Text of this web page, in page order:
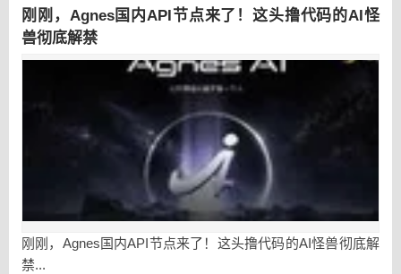
刚刚，Agnes国内API节点来了！这头撸代码的AI怪
兽彻底解禁
刚刚，Agnes国内API节点来了！这头撸代码的AI怪兽彻底解
禁...